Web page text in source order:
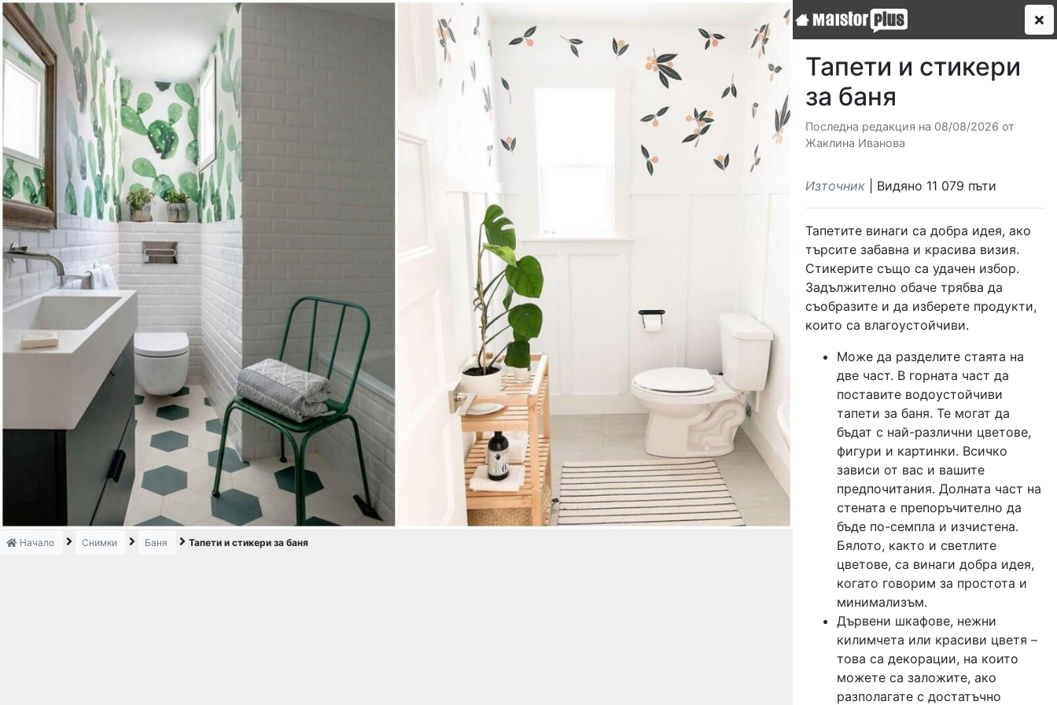
Начало Снимки Баня Тапети и стикери за баня
Тапети и стикери
за баня
Последна редакция на 08/08/2026 от
Жаклина Иванова
Източник | Видяно 11 079 пъти
Тапетите винаги са добра идея, ако
търсите забавна и красива визия.
Стикерите също са удачен избор.
Задължително обаче трябва да
съобразите и да изберете продукти,
които са влагоустойчиви.
Може да разделите стаята на
две част. В горната част да
поставите водоустойчиви
тапети за баня. Те могат да
бъдат с най-различни цветове,
фигури и картинки. Всичко
зависи от вас и вашите
предпочитания. Долната част на
стената е препоръчително да
бъде по-семпла и изчистена.
Бялото, както и светлите
цветове, са винаги добра идея,
когато говорим за простота и
минимализъм.
Дървени шкафове, нежни
килимчета или красиви цветя –
това са декорации, на които
можете са заложите, ако
разполагате с достатъчно